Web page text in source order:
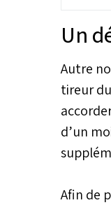
Un
Autre
tireur
d’un
Afin de